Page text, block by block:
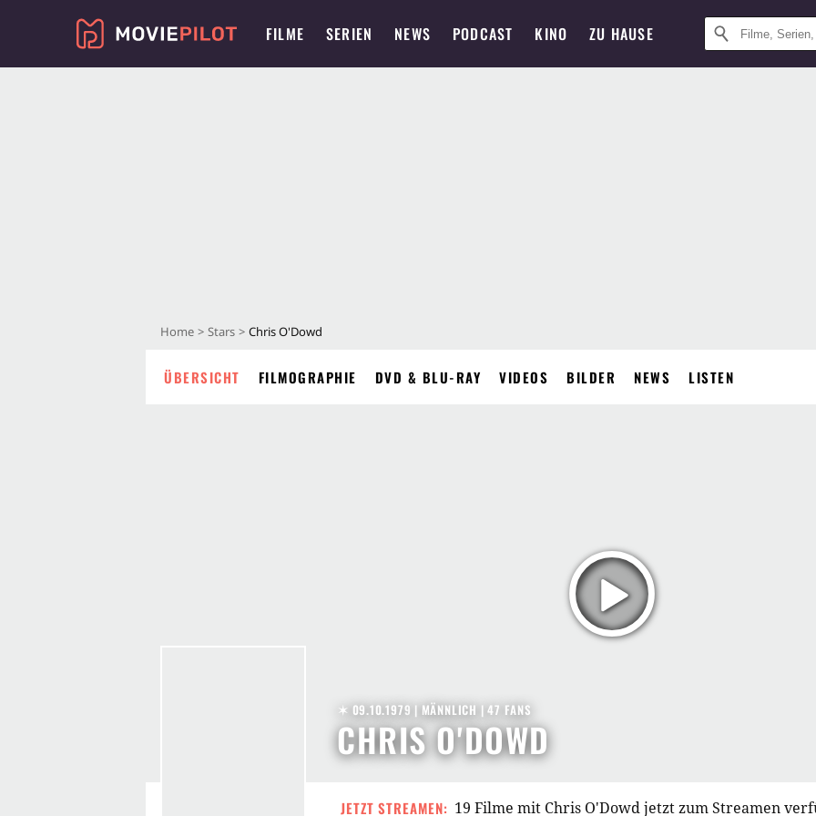
FILME SERIEN NEWS PODCAST KINO ZU HAUSE
Home Stars Chris O'Dowd
ÜBERSICHT FILMOGRAPHIE DVD & BLU-RAY VIDEOS BILDER NEWS LISTEN
CHRIS O'DOWD
✶ 09.10.1979 | MÄNNLICH | 47 FANS
JETZT STREAMEN: 19 Filme mit Chris O'Dowd jetzt zum Streamen